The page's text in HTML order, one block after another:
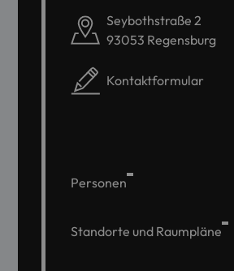
Seybothstraße 2
93053 Regensburg
Kontaktformular
Personen
Standorte und Raumpläne